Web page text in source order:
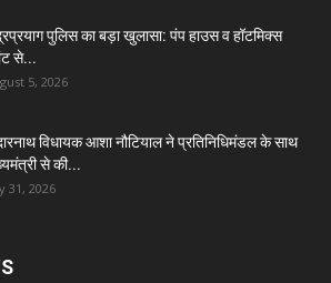
पुलिस का बड़ा खुलासा: पंप हाउस व हॉटमिक्स
से...
5, 2026
विधायक आशा नौटियाल ने प्रतिनिधिमंडल के साथ
से की...
31, 2026